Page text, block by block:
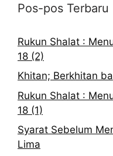
Pos-pos Terbaru
Rukun Shalat :
18 (2)
Khitan; Berkhitan
Rukun Shalat :
18 (1)
Syarat Sebelum
Lima